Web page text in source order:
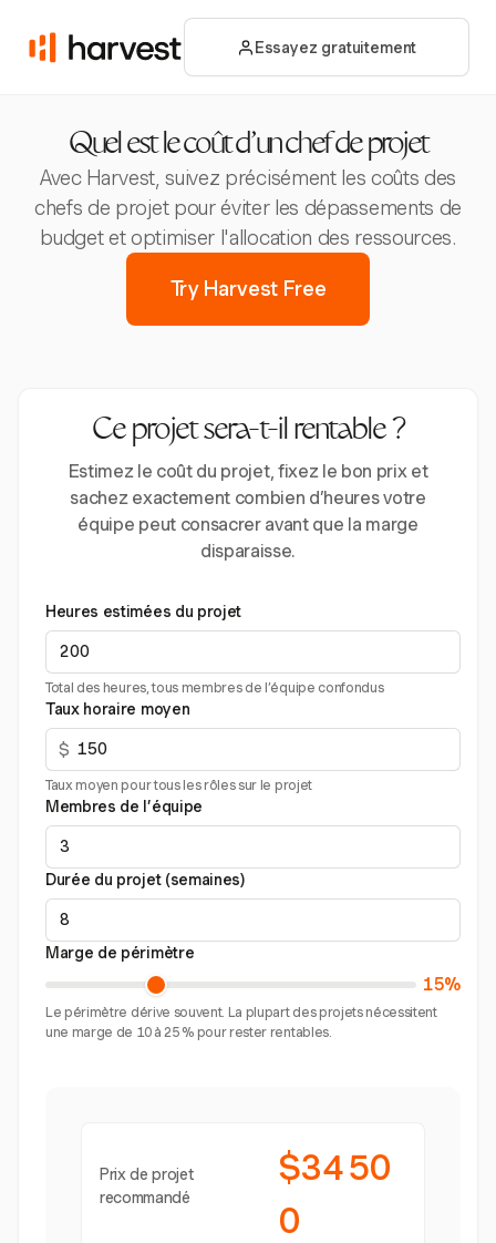
Essayez gratuitement
Quel est le coût d'un chef de projet
Avec Harvest, suivez précisément les coûts des
chefs de projet pour éviter les dépassements de
budget et optimiser l'allocation des ressources.
Try Harvest Free
Ce projet sera-t-il rentable ?
Estimez le coût du projet, fixez le bon prix et
sachez exactement combien d’heures votre
équipe peut consacrer avant que la marge
disparaisse.
Heures estimées du projet
Total des heures, tous membres de l’équipe confondus
Taux horaire moyen
$
Taux moyen pour tous les rôles sur le projet
Membres de l’équipe
Durée du projet (semaines)
Marge de périmètre
15%
Le périmètre dérive souvent. La plupart des projets nécessitent
une marge de 10 à 25 % pour rester rentables.
Prix de projet
recommandé
$34 50
0